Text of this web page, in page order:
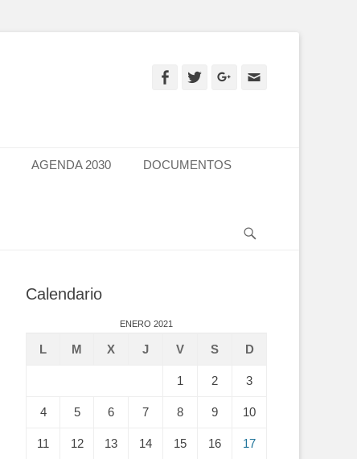
FacebookTwitterGoogleplus
AGENDA 2030 DOCUMENTOS
Calendario
ENERO 2021
L M X J V S D
1 2 3
4 5 6 7 8 9 10
11 12 13 14 15 16 17